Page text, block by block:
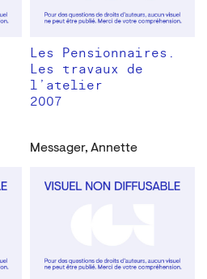
Les Pensionnaires.
Les travaux de
l’atelier
2007
Messager, Annette